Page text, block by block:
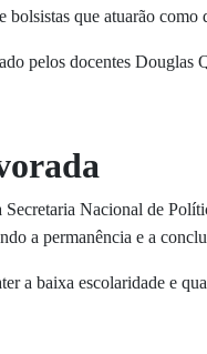
bolsistas que atuarão como
pelos docentes
Nacional de
a permanência e a
a baixa escolaridade e